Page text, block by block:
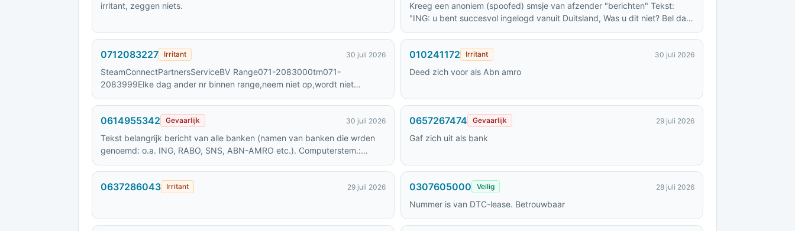
irritant, zeggen niets.
Kreeg een anoniem (spoofed) smsje van afzender "berichten" Tekst:
"ING: u bent succesvol ingelogd vanuit Duitsland, Was u dit niet? Bel dan
097058016339"
0712083227 Irritant 30 juli 2026
SteamConnectPartnersServiceBV Range071-2083000tm071-
2083999Elke dag ander nr binnen range,neem niet op,wordt niet
ingesproken,geen sms,bel niet terug ZEER IRRITANT
010241172 Irritant 30 juli 2026
Deed zich voor als Abn amro
0614955342 Gevaarlijk 30 juli 2026
Tekst belangrijk bericht van alle banken (namen van banken die wrden
genoemd: o.a. ING, RABO, SNS, ABN-AMRO etc.). Computerstem.:
daarop zelf Telefoon beeindigd.
0657267474 Gevaarlijk 29 juli 2026
Gaf zich uit als bank
0637286043 Irritant 29 juli 2026 0307605000 Veilig 28 juli 2026
Nummer is van DTC-lease. Betrouwbaar